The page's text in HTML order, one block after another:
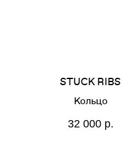
STUCK RIBS
Кольцо
32 000 р.